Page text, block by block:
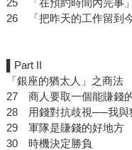
26 「把昨天的工作留到
▌Part II
「銀座的猶太人」之商法
27 商人要取一個能賺錢
28 用錢對抗歧視──我與
29 軍隊是賺錢的好地方
30 時機決定勝負